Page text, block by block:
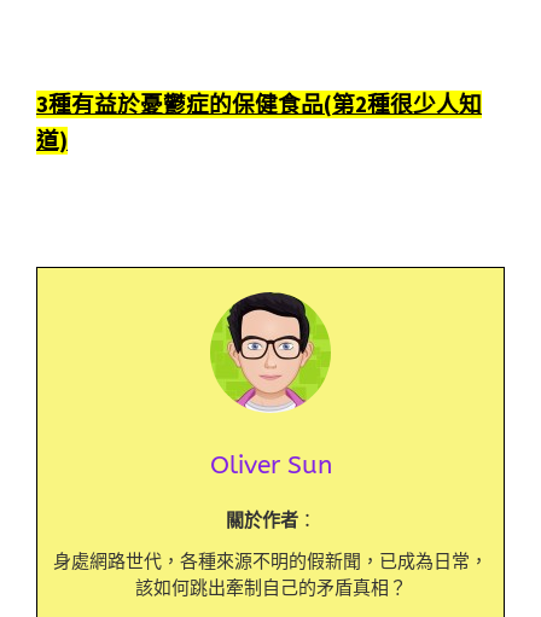
3種有益於憂鬱症的保健食品(第2種很少人知
道)
Oliver Sun
關於作者：
身處網路世代，各種來源不明的假新聞，已成為日常，
該如何跳出牽制自己的矛盾真相？